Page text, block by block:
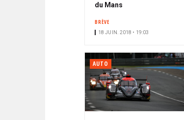
du Mans
BRÈVE
18 JUIN. 2018 • 19:03
AUTO